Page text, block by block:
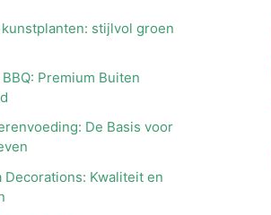
stijlvol groen
Premium Buiten
De Basis voor
Kwaliteit en